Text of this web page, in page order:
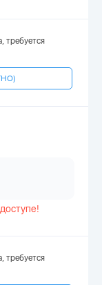
требуется
требуется